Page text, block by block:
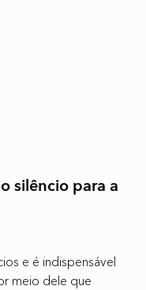
silêncio para a
e é indispensável
meio dele que